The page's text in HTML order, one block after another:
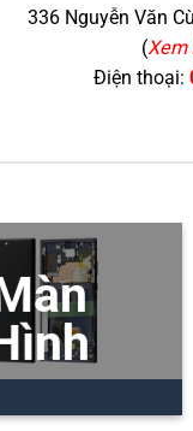
336 Nguyễn Văn
(Xem
Điện thoại: